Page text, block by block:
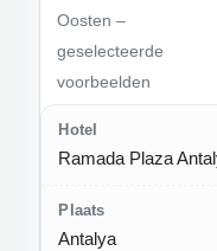
Oosten –
geselecteerde
voorbeelden
Ramada Plaza
Antalya